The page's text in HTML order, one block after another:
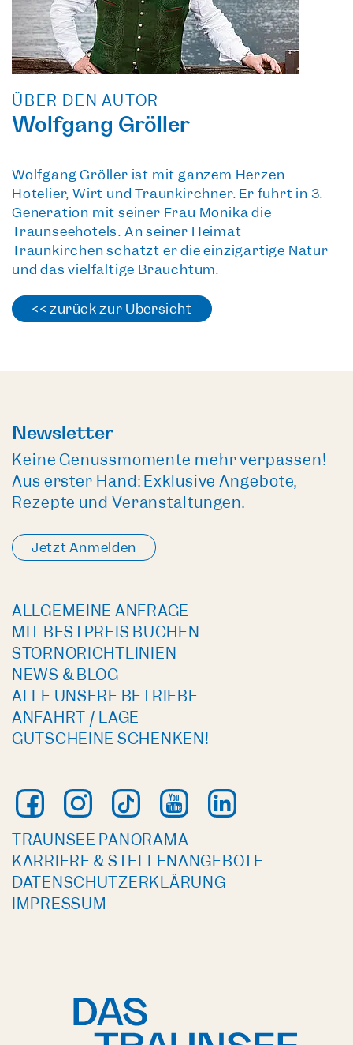
ÜBER DEN AUTOR
Wolfgang Gröller
Wolfgang Gröller ist mit ganzem Herzen
Hotelier, Wirt und Traunkirchner. Er führt in 3.
Generation mit seiner Frau Monika die
Traunseehotels. An seiner Heimat
Traunkirchen schätzt er die einzigartige Natur
und das vielfältige Brauchtum.
<< zurück zur Übersicht
Newsletter
Keine Genussmomente mehr verpassen!
Aus erster Hand: Exklusive Angebote,
Rezepte und Veranstaltungen.
Jetzt Anmelden
ALLGEMEINE ANFRAGE
MIT BESTPREIS BUCHEN
STORNORICHTLINIEN
NEWS & BLOG
ALLE UNSERE BETRIEBE
ANFAHRT / LAGE
GUTSCHEINE SCHENKEN!
TRAUNSEE PANORAMA
KARRIERE & STELLENANGEBOTE
DATENSCHUTZERKLÄRUNG
IMPRESSUM